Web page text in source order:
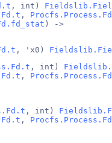
, int)
,
) ->
, 'x0)
, int)
,
, int)
,